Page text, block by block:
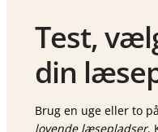
Test,
din
Brug en uge eller to
lovende læsepladser.